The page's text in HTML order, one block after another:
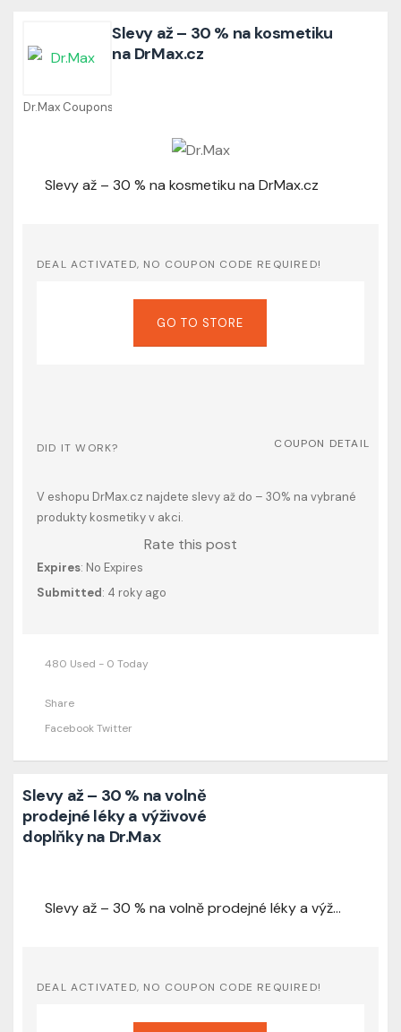
Dr.Max Coupons
Slevy až – 30 % na kosmetiku
na DrMax.cz
Slevy až – 30 % na kosmetiku na DrMax.cz
DEAL ACTIVATED, NO COUPON CODE REQUIRED!
GO TO STORE
DID IT WORK? COUPON DETAIL
V eshopu DrMax.cz najdete slevy až do – 30% na vybrané
produkty kosmetiky v akci.
Rate this post
Expires: No Expires
Submitted: 4 roky ago
480 Used - 0 Today
Share
FacebookTwitter
Slevy až – 30 % na volně
prodejné léky a výživové
doplňky na Dr.Max
Slevy až – 30 % na volně prodejné léky a výživové doplňky na Dr.Max
DEAL ACTIVATED, NO COUPON CODE REQUIRED!